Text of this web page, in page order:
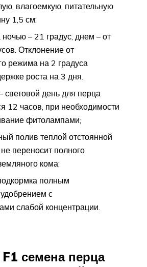
влагоемкую, питательную
1,5 см;
– 21 градус, днем – от
Отклонение от
режима на 2 градуса
роста на 3 дня.
световой день для перца
12 часов, при необходимости
фитолампами;
полив теплой отстоянной
переносит полного
кома;
полным
с
слабой концентрации.
семена перца